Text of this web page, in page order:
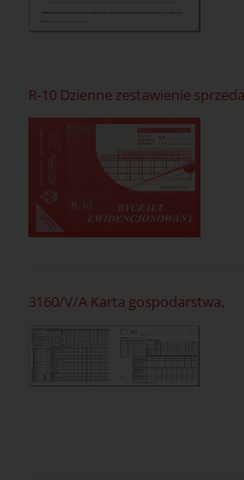
R-10 Dzienne zestawienie
3160/V/A Karta gospodarstwa,